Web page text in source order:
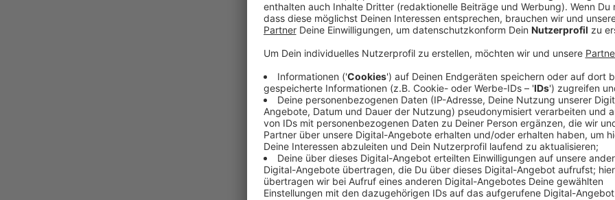
Es soll nicht nur beim Erfolg in den USA bleiben.
Künstlerin der USA in 2024 - hat vor Sommerstart
gebracht, der überragend einschlug. Über 30
Plays bei Spotify beweisen, was sie für eine Welle
großen Teich nach Europa, denn auch diesen Markt
Unser Kollege Sascha Faßbender hat sich mit ihr
Anzeige